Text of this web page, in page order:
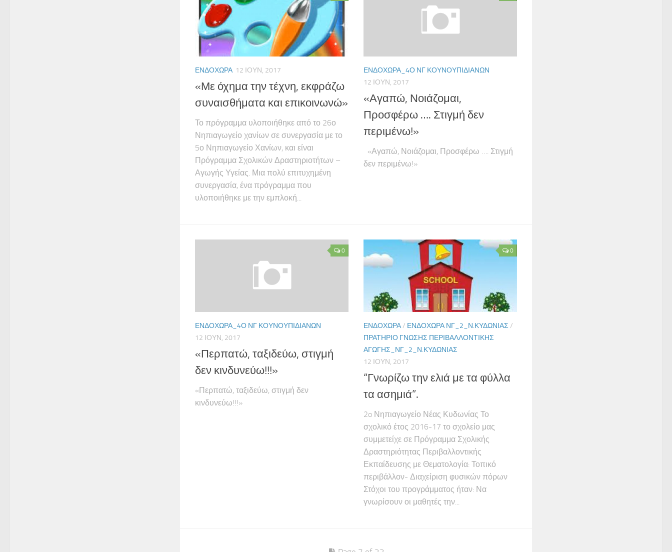
ΕΝΔΟΧΏΡΑ 12 ΙΟΥΝ, 2017
«Με όχημα την τέχνη, εκφράζω
συναισθήματα και επικοινωνώ»
Το πρόγραμμα υλοποιήθηκε από το 26ο
Νηπιαγωγείο χανίων σε συνεργασία με το
5ο Νηπιαγωγείο Χανίων, και είναι
Πρόγραμμα Σχολικών Δραστηριοτήτων –
Αγωγής Υγείας. Μια πολύ επιτυχημένη
συνεργασία, ένα πρόγραμμα που
υλοποιήθηκε με την εμπλοκή...
ΕΝΔΟΧΏΡΑ_4Ο ΝΓ ΚΟΥΝΟΥΠΙΔΙΑΝΏΝ
12 ΙΟΥΝ, 2017
«Αγαπώ, Νοιάζομαι,
Προσφέρω …. Στιγμή δεν
περιμένω!»
«Αγαπώ, Νοιάζομαι, Προσφέρω …. Στιγμή
δεν περιμένω!»
0
ΕΝΔΟΧΏΡΑ_4Ο ΝΓ ΚΟΥΝΟΥΠΙΔΙΑΝΏΝ
12 ΙΟΥΝ, 2017
«Περπατώ, ταξιδεύω, στιγμή
δεν κινδυνεύω!!!»
«Περπατώ, ταξιδεύω, στιγμή δεν
κινδυνεύω!!!»
0
ΕΝΔΟΧΏΡΑ/ ΕΝΔΟΧΏΡΑ ΝΓ_2_Ν.ΚΥΔΩΝΊΑΣ /
ΠΡΑΤΉΡΙΟ ΓΝΏΣΗΣ ΠΕΡΙΒΑΛΛΟΝΤΙΚΉΣ
ΑΓΩΓΉΣ_ΝΓ_2_Ν.ΚΥΔΩΝΊΑΣ
12 ΙΟΥΝ, 2017
“Γνωρίζω την ελιά με τα φύλλα
τα ασημιά”.
2o Νηπιαγωγείο Νέας Κυδωνίας Το
σχολικό έτος 2016-17 το σχολείο μας
συμμετείχε σε Πρόγραμμα Σχολικής
Δραστηριότητας Περιβαλλοντικής
Εκπαίδευσης με Θεματολογία: Τοπικό
περιβάλλον- Διαχείριση φυσικών πόρων
Στόχοι του προγράμματος ήταν: Να
γνωρίσουν οι μαθητές την...